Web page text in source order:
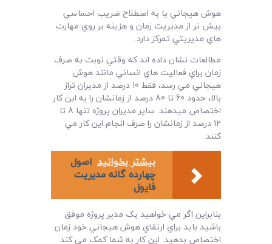
هوش هيجاني يا به اصطلاح ضريب احساسي
بيش تر از مديريت زمان و هزينه بر روي مهارت
هاي مديريتي تمرکز دارد.
مطالعات نشان داده اند که وقتي نوبت به صرف
زمان براي فعاليت هاي انساني مانند هوش
هيجاني مي رسد، فقط 10 درصد از مديران تراز
بالا، حدود 60 تا 80 درصد از زمانشان را به اين کار
اختصاص ميدهند. ساير مديران پروژه تنها 8 تا
12 درصد از زمانشان را صرف انجام اين کار مي
کنند.
بیشتر بخوانید اصول
چهارده گانه مديريت
فايول
بنابراين اگر مي خواهيد يک مدير پروژه موفق
باشيد بايد براي ارتقاي هوش هيجاني خود زمان
اختصاص بدهيد. اين کار به شما کمک مي کند